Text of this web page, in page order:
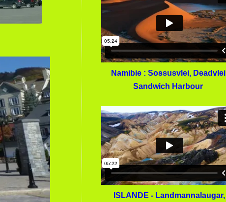
Namibie : Sossusvlei,
Sandwich Harbour
ISLANDE - Landmannalaugar,